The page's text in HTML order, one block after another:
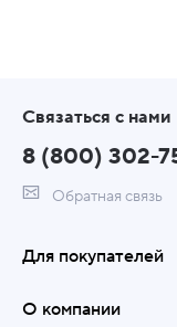
Связаться с нами
8 (800) 302-
Обратная связь
Для покупателей
О компании